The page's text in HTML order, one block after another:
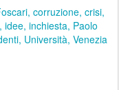
corruzione crisi
idee inchiesta Paolo
Università Venezia